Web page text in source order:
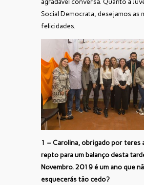
Social Democrata, desejamos as
felicidades.
1 –Carolina, obrigado por teres
repto para um balanço desta
Novembro. 2019 é um ano que
esquecerás tão cedo?